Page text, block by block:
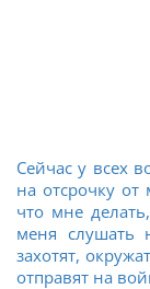
Сейчас у всех
на отсрочку
что мне
меня слушать
захотят,
отправят на